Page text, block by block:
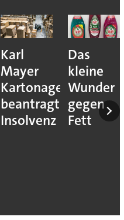
Karl
Mayer
Kartonagenfabrik
beantragt
Insolvenz
Das
kleine
Wunder
gegen
Fett